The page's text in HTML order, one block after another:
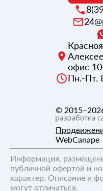
офис
Пн.-Пт.
©
WebCanape
Информация,
публичной офертой и
характер. Описание и
могут отличаться.